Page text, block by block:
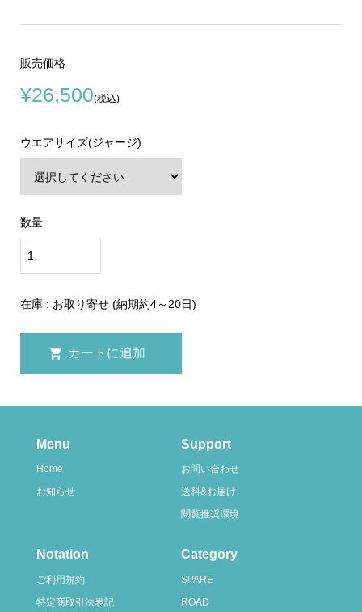
販売価格
¥26,500(税込)
ウエアサイズ(ジャージ)
数量
在庫 : お取り寄せ (納期約4～20日)
Menu
Home
お知らせ
Support
お問い合わせ
送料&お届け
閲覧推奨環境
Notation
ご利用規約
特定商取引法表記
Category
SPARE
ROAD